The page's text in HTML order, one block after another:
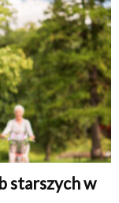
starszych w